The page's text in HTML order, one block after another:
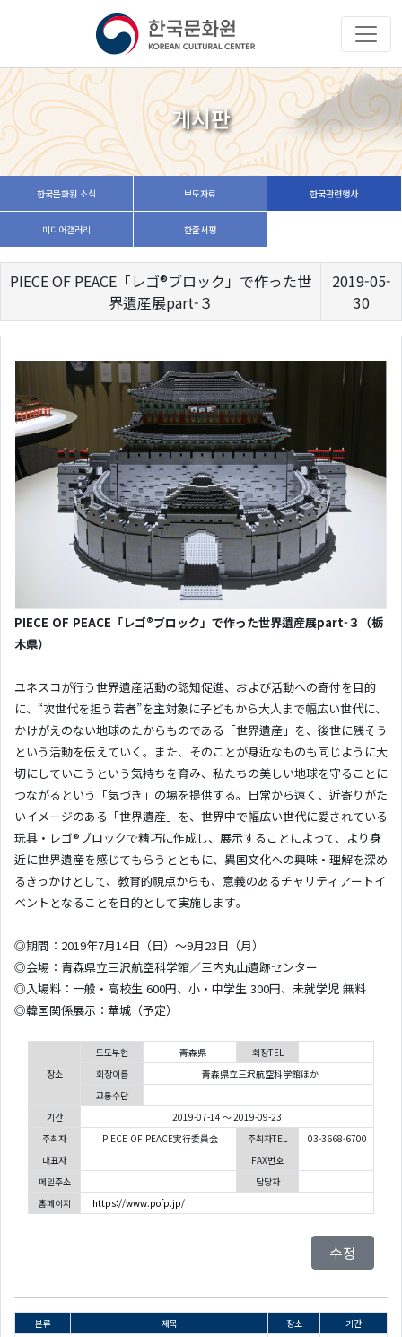
게시판
한국문화원 소식 보도자료 한국관련행사
미디어갤러리 한줄서평
PIECE OF PEACE「レゴ®ブロック」で作った世
界遺産展part-３
2019-05-
30
PIECE OF PEACE「レゴ®ブロック」で作った世界遺産展part-３（栃
木県）
ユネスコが行う世界遺産活動の認知促進、および活動への寄付を目的
に、“次世代を担う若者”を主対象に子どもから大人まで幅広い世代に、
かけがえのない地球のたからものである「世界遺産」を、後世に残そう
という活動を伝えていく。また、そのことが身近なものも同じように大
切にしていこうという気持ちを育み、私たちの美しい地球を守ることに
つながるという「気づき」の場を提供する。日常から遠く、近寄りがた
いイメージのある「世界遺産」を、世界中で幅広い世代に愛されている
玩具・レゴ®ブロックで精巧に作成し、展示することによって、より身
近に世界遺産を感じてもらうとともに、異国文化への興味・理解を深め
るきっかけとして、教育的視点からも、意義のあるチャリティアートイ
ベントとなることを目的として実施します。
◎期間：2019年7月14日（日）～9月23日（月）
◎会場：青森県立三沢航空科学館／三内丸山遺跡センター
◎入場料：一般・高校生 600円、小・中学生 300円、未就学児 無料
◎韓国関係展示：華城（予定）
장소
도도부현 青森県
회장TEL
회장이름
青森県立三沢航空科学館ほか
교통수단
기간
2019-07-14 ～ 2019-09-23
주최자
PIECE OF PEACE実行委員会 주최자TEL
03-3668-6700
대표자
FAX번호
메일주소
담당자
홈페이지
https://www.pofp.jp/
수정
분류 제목 장소 기간